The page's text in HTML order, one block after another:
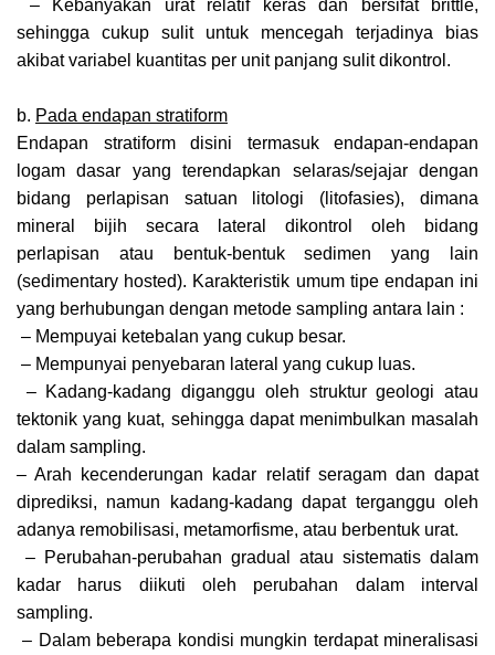
– Kebanyakan urat relatif keras dan bersifat brittle,
sehingga cukup sulit untuk mencegah terjadinya bias
akibat variabel kuantitas per unit panjang sulit dikontrol.
b. Pada endapan stratiform
Endapan stratiform disini termasuk endapan-endapan
logam dasar yang terendapkan selaras/sejajar dengan
bidang perlapisan satuan litologi (litofasies), dimana
mineral bijih secara lateral dikontrol oleh bidang
perlapisan atau bentuk-bentuk sedimen yang lain
(sedimentary hosted). Karakteristik umum tipe endapan ini
yang berhubungan dengan metode sampling antara lain :
– Mempuyai ketebalan yang cukup besar.
– Mempunyai penyebaran lateral yang cukup luas.
– Kadang-kadang diganggu oleh struktur geologi atau
tektonik yang kuat, sehingga dapat menimbulkan masalah
dalam sampling.
– Arah kecenderungan kadar relatif seragam dan dapat
diprediksi, namun kadang-kadang dapat terganggu oleh
adanya remobilisasi, metamorfisme, atau berbentuk urat.
– Perubahan-perubahan gradual atau sistematis dalam
kadar harus diikuti oleh perubahan dalam interval
sampling.
– Dalam beberapa kondisi mungkin terdapat mineralisasi